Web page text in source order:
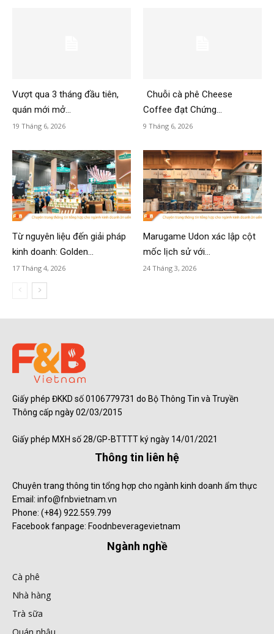
Vượt qua 3 tháng đầu tiên,
quán mới mở...
19 Tháng 6, 2026
Chuỗi cà phê Cheese
Coffee đạt Chứng...
9 Tháng 6, 2026
Từ nguyên liệu đến giải pháp
kinh doanh: Golden...
17 Tháng 4, 2026
Marugame Udon xác lập cột
mốc lịch sử với...
24 Tháng 3, 2026
Giấy phép ĐKKD số 0106779731 do Bộ Thông Tin và Truyền
Thông cấp ngày 02/03/2015
Giấy phép MXH số 28/GP-BTTTT ký ngày 14/01/2021
Thông tin liên hệ
Chuyên trang thông tin tổng hợp cho ngành kinh doanh ẩm thực
Email: info@fnbvietnam.vn
Phone: (+84) 922.559.799
Facebook fanpage: Foodnbeveragevietnam
Ngành nghề
Cà phê
Nhà hàng
Trà sữa